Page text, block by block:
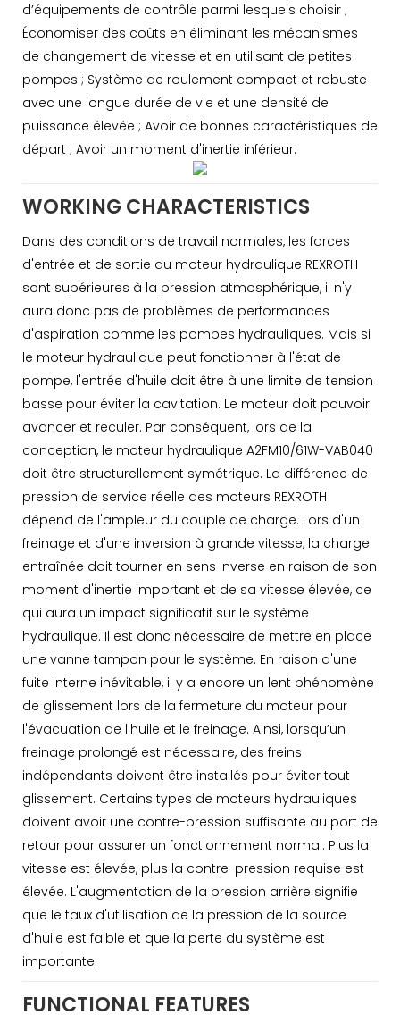
d’équipements de contrôle parmi lesquels choisir ;
Économiser des coûts en éliminant les mécanismes
de changement de vitesse et en utilisant de petites
pompes ; Système de roulement compact et robuste
avec une longue durée de vie et une densité de
puissance élevée ; Avoir de bonnes caractéristiques de
départ ; Avoir un moment d'inertie inférieur.
WORKING CHARACTERISTICS
Dans des conditions de travail normales, les forces
d'entrée et de sortie du moteur hydraulique REXROTH
sont supérieures à la pression atmosphérique, il n'y
aura donc pas de problèmes de performances
d'aspiration comme les pompes hydrauliques. Mais si
le moteur hydraulique peut fonctionner à l'état de
pompe, l'entrée d'huile doit être à une limite de tension
basse pour éviter la cavitation. Le moteur doit pouvoir
avancer et reculer. Par conséquent, lors de la
conception, le moteur hydraulique A2FM10/61W-VAB040
doit être structurellement symétrique. La différence de
pression de service réelle des moteurs REXROTH
dépend de l'ampleur du couple de charge. Lors d'un
freinage et d'une inversion à grande vitesse, la charge
entraînée doit tourner en sens inverse en raison de son
moment d'inertie important et de sa vitesse élevée, ce
qui aura un impact significatif sur le système
hydraulique. Il est donc nécessaire de mettre en place
une vanne tampon pour le système. En raison d'une
fuite interne inévitable, il y a encore un lent phénomène
de glissement lors de la fermeture du moteur pour
l'évacuation de l'huile et le freinage. Ainsi, lorsqu’un
freinage prolongé est nécessaire, des freins
indépendants doivent être installés pour éviter tout
glissement. Certains types de moteurs hydrauliques
doivent avoir une contre-pression suffisante au port de
retour pour assurer un fonctionnement normal. Plus la
vitesse est élevée, plus la contre-pression requise est
élevée. L'augmentation de la pression arrière signifie
que le taux d'utilisation de la pression de la source
d'huile est faible et que la perte du système est
importante.
FUNCTIONAL FEATURES